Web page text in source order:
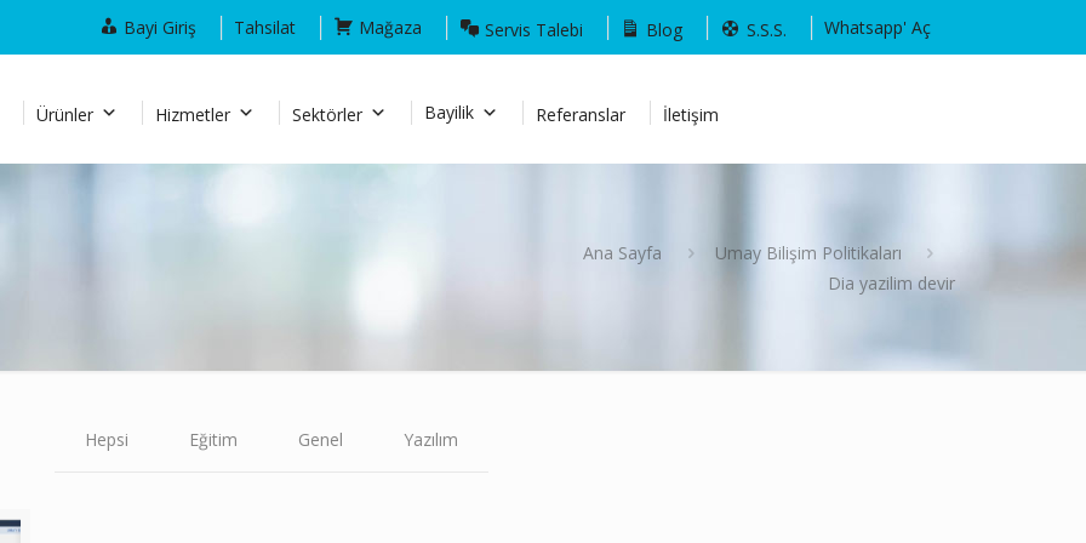
Bayi Giriş Tahsilat Mağaza Servis Talebi Blog S.S.S. Whatsapp' Aç
Ürünler Hizmetler Sektörler Bayilik Referanslar İletişim
Ana Sayfa
Umay Bilişim Politikaları
Dia yazilim devir
Hepsi Eğitim Genel Yazılım